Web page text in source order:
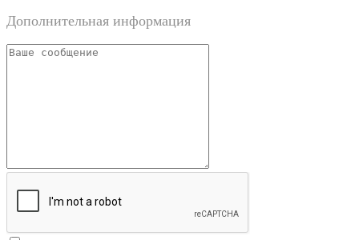
Дополнительная информация